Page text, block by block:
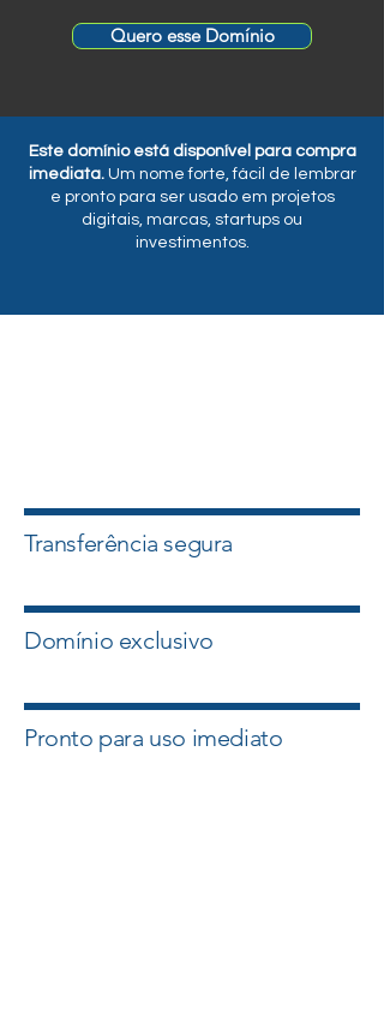
Quero esse Domínio
Este domínio está disponível para compra
imediata. Um nome forte, fácil de lembrar
e pronto para ser usado em projetos
digitais, marcas, startups ou
investimentos.
Transferência segura
Domínio exclusivo
Pronto para uso imediato